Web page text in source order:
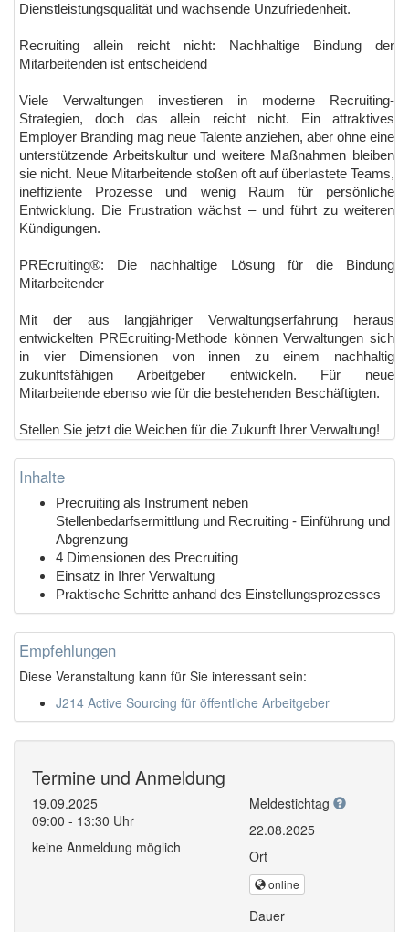
Dienstleistungsqualität und wachsende Unzufriedenheit.
Recruiting allein reicht nicht: Nachhaltige Bindung der
Mitarbeitenden ist entscheidend
Viele Verwaltungen investieren in moderne Recruiting-
Strategien, doch das allein reicht nicht. Ein attraktives
Employer Branding mag neue Talente anziehen, aber ohne eine
unterstützende Arbeitskultur und weitere Maßnahmen bleiben
sie nicht. Neue Mitarbeitende stoßen oft auf überlastete Teams,
ineffiziente Prozesse und wenig Raum für persönliche
Entwicklung. Die Frustration wächst – und führt zu weiteren
Kündigungen.
PREcruiting®: Die nachhaltige Lösung für die Bindung
Mitarbeitender
Mit der aus langjähriger Verwaltungserfahrung heraus
entwickelten PREcruiting-Methode können Verwaltungen sich
in vier Dimensionen von innen zu einem nachhaltig
zukunftsfähigen Arbeitgeber entwickeln. Für neue
Mitarbeitende ebenso wie für die bestehenden Beschäftigten.
Stellen Sie jetzt die Weichen für die Zukunft Ihrer Verwaltung!
Inhalte
Precruiting als Instrument neben
Stellenbedarfsermittlung und Recruiting - Einführung und
Abgrenzung
4 Dimensionen des Precruiting
Einsatz in Ihrer Verwaltung
Praktische Schritte anhand des Einstellungsprozesses
Empfehlungen
Diese Veranstaltung kann für Sie interessant sein:
J214 Active Sourcing für öffentliche Arbeitgeber
Termine und Anmeldung
19.09.2025
09:00 - 13:30 Uhr
keine Anmeldung möglich
Meldestichtag
22.08.2025
Ort
online
Dauer